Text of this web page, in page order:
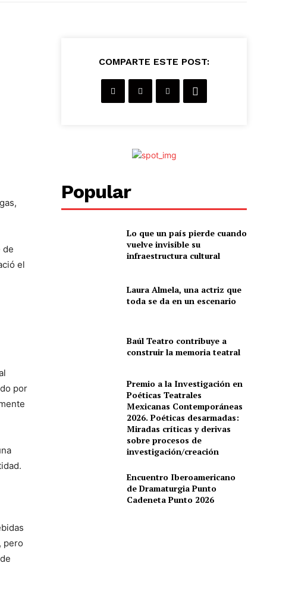
de
el
por
pero
COMPARTE ESTE POST:
Popular
Lo que un país pierde cuando
vuelve invisible su
infraestructura cultural
Laura Almela, una actriz que
toda se da en un escenario
Baúl Teatro contribuye a
construir la memoria teatral
Premio a la Investigación en
Poéticas Teatrales
Mexicanas Contemporáneas
2026. Poéticas desarmadas:
Miradas críticas y derivas
sobre procesos de
investigación/creación
Encuentro Iberoamericano
de Dramaturgia Punto
Cadeneta Punto 2026